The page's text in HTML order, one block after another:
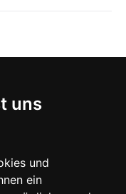
uns
und
ein